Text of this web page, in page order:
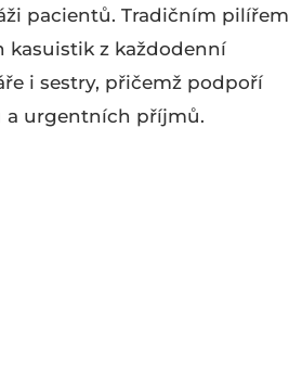
pacientů. Tradičním pilířem
kasuistik z každodenní
i sestry, přičemž podpoří
a urgentních příjmů.